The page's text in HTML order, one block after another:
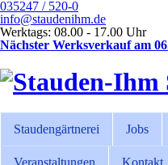
035247 / 520-0
info@staudenihm.de
Werktags: 08.00 - 17.00 Uhr
Nächster Werksverkauf am
Staudengärtnerei Jobs
Veranstaltungen Kontakt